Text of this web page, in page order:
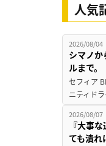
人気
2026/08/04
シマノ
ルまで。
セフィア
ニティド
2026/08/07
『大事
ても潰れ